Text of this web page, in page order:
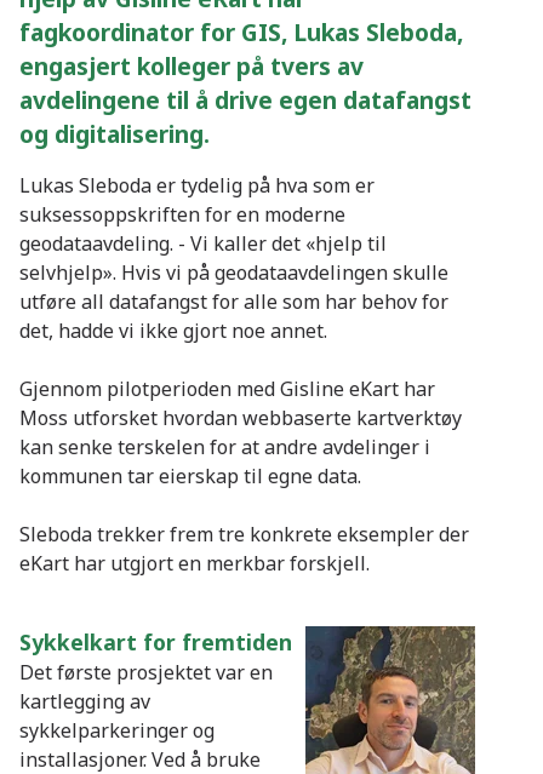
fagkoordinator for GIS, Lukas Sleboda,
engasjert kolleger på tvers av
avdelingene til å drive egen datafangst
og digitalisering.
Lukas Sleboda er tydelig på hva som er
suksessoppskriften for en moderne
geodataavdeling. - Vi kaller det «hjelp til
selvhjelp». Hvis vi på geodataavdelingen skulle
utføre all datafangst for alle som har behov for
det, hadde vi ikke gjort noe annet.
Gjennom pilotperioden med Gisline eKart har
Moss utforsket hvordan webbaserte kartverktøy
kan senke terskelen for at andre avdelinger i
kommunen tar eierskap til egne data.
Sleboda trekker frem tre konkrete eksempler der
eKart har utgjort en merkbar forskjell.
Sykkelkart for fremtiden
Det første prosjektet var en
kartlegging av
sykkelparkeringer og
installasjoner. Ved å bruke